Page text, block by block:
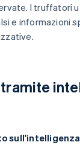
I truffatori
e informazioni